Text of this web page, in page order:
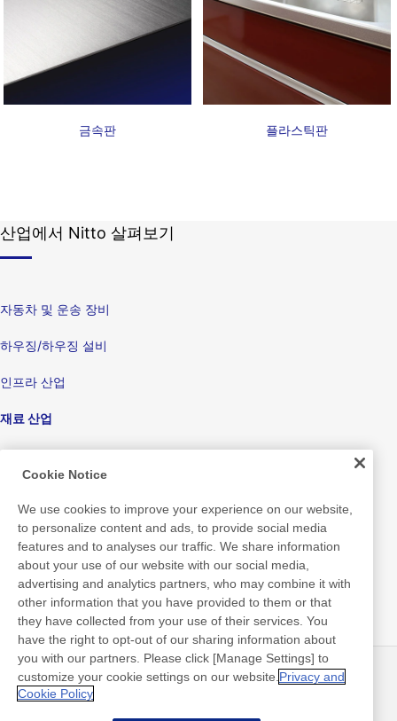
금속판 플라스틱판
산업에서 Nitto 살펴보기
자동차 및 운송 장비
하우징/하우징 설비
인프라 산업
재료 산업
가전 및 전자산업
전자기기
의료
포장 제품/포장 기계
소비재/개인미용 및 위생용품
뉴스
연락처
FAQ
Cookie Notice
We use cookies to improve your experience on our website,
to personalize content and ads, to provide social media
features and to analyses our traffic. We share information
about your use of our website with our social media,
advertising and analytics partners, who may combine it with
other information that you have provided to them or that
they have collected from your use of their services. You
have the right to opt-out of our sharing information about
you with our partners. Please click [Manage Settings] to
customize your cookie settings on our website. Privacy and
Cookie Policy